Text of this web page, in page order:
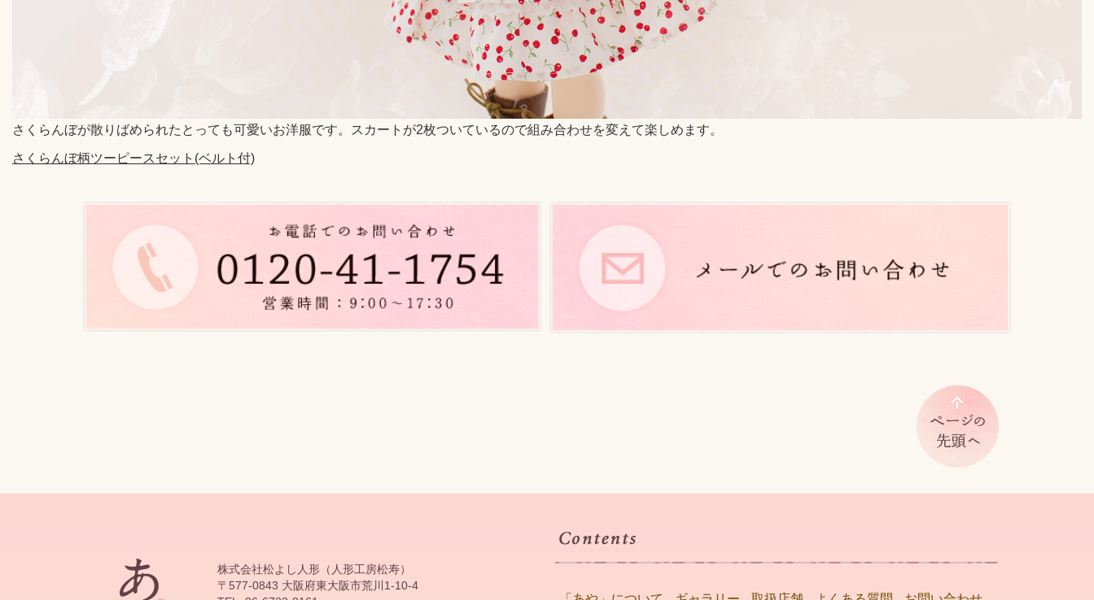
さくらんぼが散りばめられたとっても可愛いお洋服です。スカートが2枚ついているので組み合わせを変えて楽しめます。
さくらんぼ柄ツーピースセット(ベルト付)
株式会社松よし人形（人形工房松寿）
〒577-0843 大阪府東大阪市荒川1-10-4